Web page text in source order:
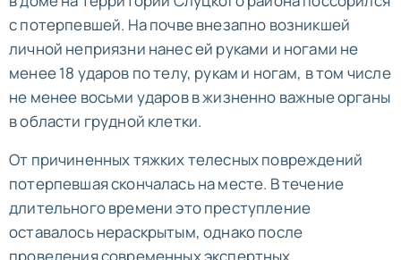
с потерпевшей. На почве внезапно возникшей
личной неприязни нанес ей руками и ногами не
менее 18 ударов по телу, рукам и ногам, в том числе
не менее восьми ударов в жизненно важные органы
в области грудной клетки.
От причиненных тяжких телесных повреждений
потерпевшая скончалась на месте. В течение
длительного времени это преступление
оставалось нераскрытым, однако после